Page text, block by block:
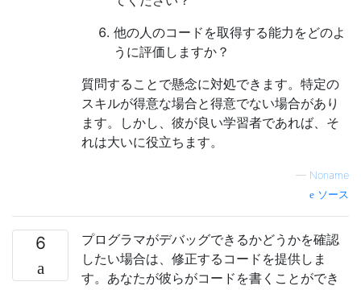
他の人のコードを取得する能力をどのよ
うに評価しますか？
質問することで懸念に対処できます。特定の
スキルが得意な場合と得意でない場合があり
ます。しかし、彼が良い学習者であれば、そ
れは大いに役立ちます。
— Noname
ソース
6
プログラマがデバッグできるかどうかを確認
したい場合は、修正するコードを提供しま
す。あなたが彼らがコードを書くことができ